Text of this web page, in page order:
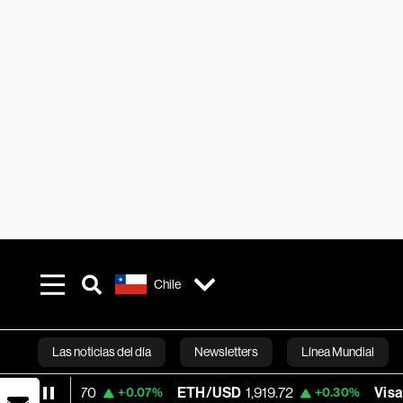
Chile
Las noticias del día Newsletters Línea Mundial
Bloomberg
ETH/USD 1,919.72 +0.30% Visa 362.50 -